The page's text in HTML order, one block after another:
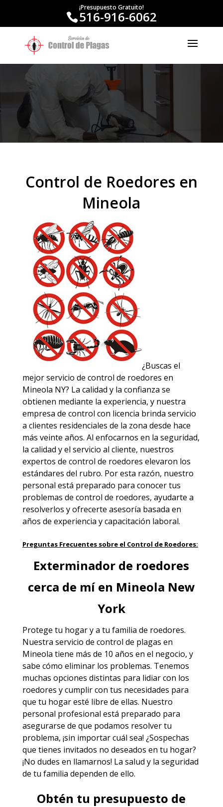
¡Presupuesto Gratuito!
516-916-6062
Control de Roedores en
Mineola
¿Buscas el
mejor servicio de control de roedores en
Mineola NY? La calidad y la confianza se
obtienen mediante la experiencia, y nuestra
empresa de control con licencia brinda servicio
a clientes residenciales de la zona desde hace
más veinte años. Al enfocarnos en la seguridad,
la calidad y el servicio al cliente, nuestros
expertos de control de roedores elevaron los
estándares del rubro. Por esta razón, nuestro
personal está preparado para conocer tus
problemas de control de roedores, ayudarte a
resolverlos y ofrecerte asesoría basada en
años de experiencia y capacitación laboral.
Preguntas Frecuentes sobre el Control de Roedores:
Exterminador de roedores
cerca de mí en Mineola New
York
Protege tu hogar y a tu familia de roedores.
Nuestra servicio de control de plagas en
Mineola tiene más de 10 años en el negocio, y
sabe cómo eliminar los problemas. Tenemos
muchas opciones distintas para lidiar con los
roedores y cumplir con tus necesidades para
que tu hogar esté libre de ellas. Nuestro
personal profesional está preparado para
asegurarse de que podamos resolver tu
problema, ¡sin importar cuál sea! ¿Sospechas
que tienes invitados no deseados en tu hogar?
¡No dudes en llamarnos! La salud y la seguridad
de tu familia dependen de ello.
Obtén tu presupuesto de